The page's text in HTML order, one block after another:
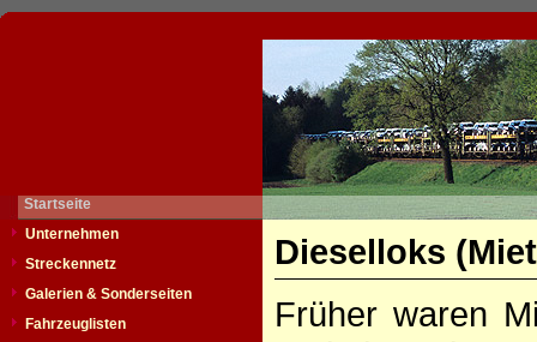
Startseite
Unternehmen
Streckennetz
Galerien & Sonderseiten
Fahrzeuglisten
Dieselloks
Früher waren